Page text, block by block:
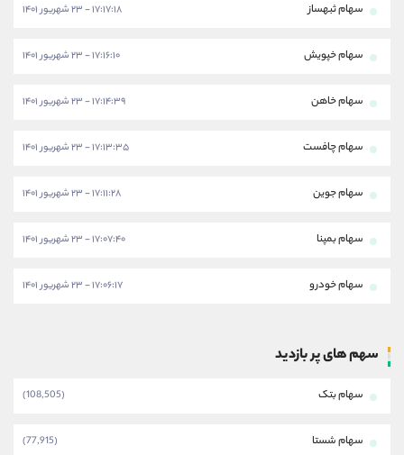
سهام ثبهساز ۱۷:۱۷:۱۸ - ۲۳ شهریور ۱۴۰۱
سهام خپویش ۱۷:۱۶:۱۰ - ۲۳ شهریور ۱۴۰۱
سهام خاهن ۱۷:۱۴:۳۹ - ۲۳ شهریور ۱۴۰۱
سهام چافست ۱۷:۱۳:۳۵ - ۲۳ شهریور ۱۴۰۱
سهام جوین ۱۷:۱۱:۲۸ - ۲۳ شهریور ۱۴۰۱
سهام بمپنا ۱۷:۰۷:۴۰ - ۲۳ شهریور ۱۴۰۱
سهام خودرو ۱۷:۰۶:۱۷ - ۲۳ شهریور ۱۴۰۱
سهم های پر بازدید
سهام بتک (108,505)
سهام شستا (77,915)